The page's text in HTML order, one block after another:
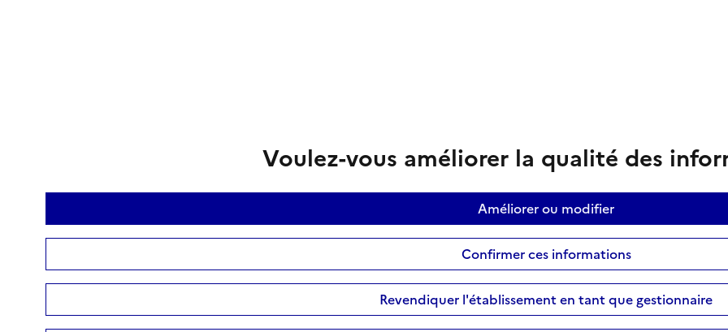
Voulez-vous améliorer la qualité des
Améliorer ou modifier
Confirmer ces informations
Revendiquer l'établissement en tant que gestionnaire